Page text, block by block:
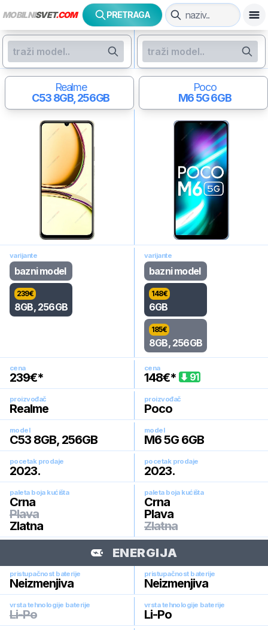
MOBILNISVET.COM PRETRAGA
Realme
C538GB, 256GB
Poco
M6 5G6GB
varijante
bazni model
239€
8GB, 256GB
varijante
bazni model
148€
6GB
185€
8GB, 256GB
cena
239€*
cena
148€* 91
proizvođač
Realme
proizvođač
Poco
model
C53 8GB, 256GB
model
M6 5G 6GB
pocetak prodaje
2023.
pocetak prodaje
2023.
paleta boja kućišta
Crna
Plava
Zlatna
paleta boja kućišta
Crna
Plava
Zlatna
ENERGIJA
pristupačnost baterije
Neizmenjiva
pristupačnost baterije
Neizmenjiva
vrsta tehnologije baterije
Li-Po
vrsta tehnologije baterije
Li-Po